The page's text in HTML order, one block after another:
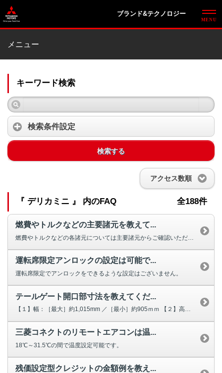
ブランド&テクノロジー
メニュー
キーワード検索
検索条件設定
検索する
アクセス数順
『 デリカミニ 』 内のFAQ 全188件
燃費やトルクなどの主要諸元を教えて...
運転席限定アンロックの設定は可能で...
運転席限定でアンロックをできるような設定はございません。
テールゲート開口部寸法を教えてくだ...
【１】幅：［最大］約1,015mm ／［最小］約905ｍｍ 【２】高さ：...
三菱コネクトのリモートエアコンは温...
18℃～31.5℃の間で温度設定可能です。
残価設定型クレジットの金額例を教え...